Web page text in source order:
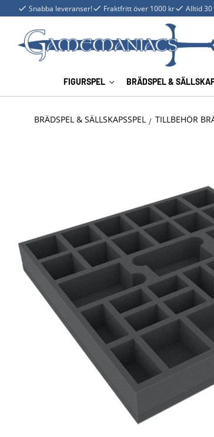
Snabba leveranser! Fraktfritt över 1000 kr Alltid
FIGURSPEL BRÄDSPEL &
BRÄDSPEL & SÄLLSKAPSSPEL TILLBEHÖR